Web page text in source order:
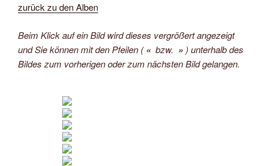
zurück zu den Alben
Beim Klick auf ein Bild wird dieses vergrößert angezeigt
und Sie können mit den Pfeilen (« bzw. » ) unterhalb des
Bildes zum vorherigen oder zum nächsten Bild gelangen.